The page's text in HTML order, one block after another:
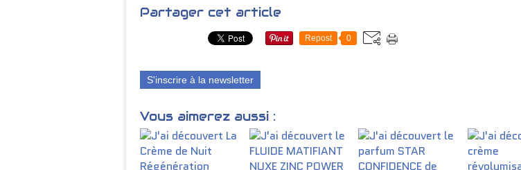
Partager cet article
Repost 0
S'inscrire à la newsletter
Vous aimerez aussi :